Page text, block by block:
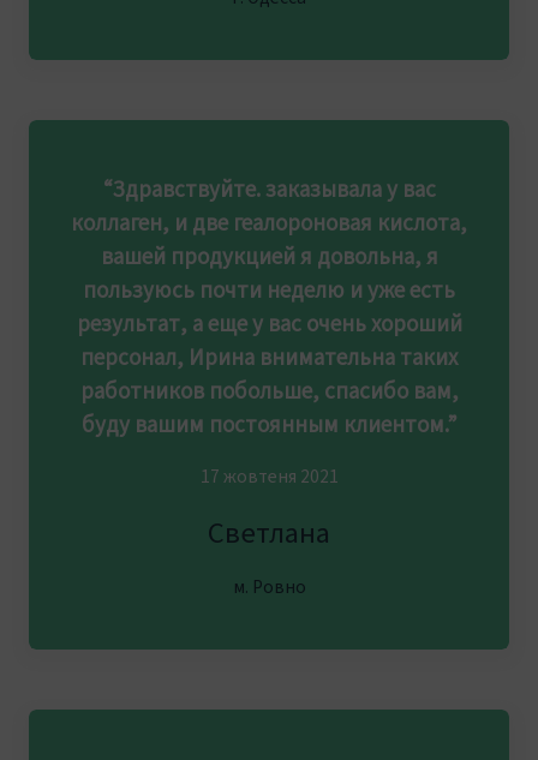
“Здравствуйте. заказывала у вас
коллаген, и две геалороновая кислота,
вашей продукцией я довольна, я
пользуюсь почти неделю и уже есть
результат, а еще у вас очень хороший
персонал, Ирина внимательна таких
работников побольше, спасибо вам,
буду вашим постоянным клиентом.”
17 жовтеня 2021
Светлана
м. Ровно